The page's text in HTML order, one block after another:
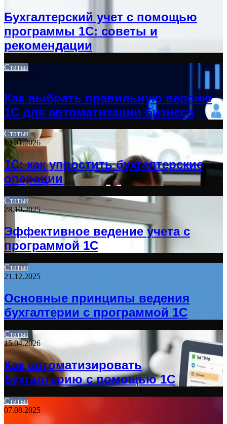
Бухгалтерский учет с помощью
программы 1С: советы и
рекомендации
Статьи
01.01.2026
Как выбрать правильную версию
1С для автоматизации бизнеса
Статьи
10.01.2026
1С: как упростить бухгалтерские
операции
Статьи
28.10.2025
Эффективное ведение учета с
программой 1С
Статьи
21.12.2025
Основные принципы ведения
бухгалтерии с программой 1С
Статьи
15.04.2026
Как автоматизировать
бухгалтерию с помощью 1С
Статьи
07.08.2025